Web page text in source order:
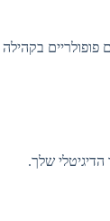
פופולריים
שלך.